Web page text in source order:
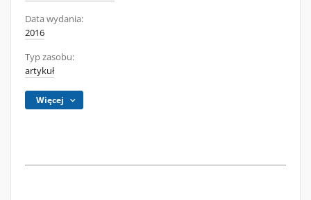
Data wydania:
2016
Typ zasobu:
artykuł
Więcej